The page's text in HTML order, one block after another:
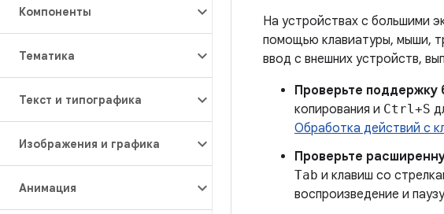
Компоненты
Тематика
Текст и типографика
Изображения и графика
Анимация
На устройствах с большими
помощью клавиатуры, мыши,
ввод с внешних устройств,
Проверьте поддержку
копирования и Ctrl+S
Обработка действий с
Проверьте
Tab и клавиш со
воспроизведение и